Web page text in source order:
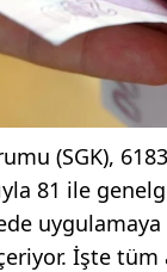
(SGK),
81 ile
İşte tüm